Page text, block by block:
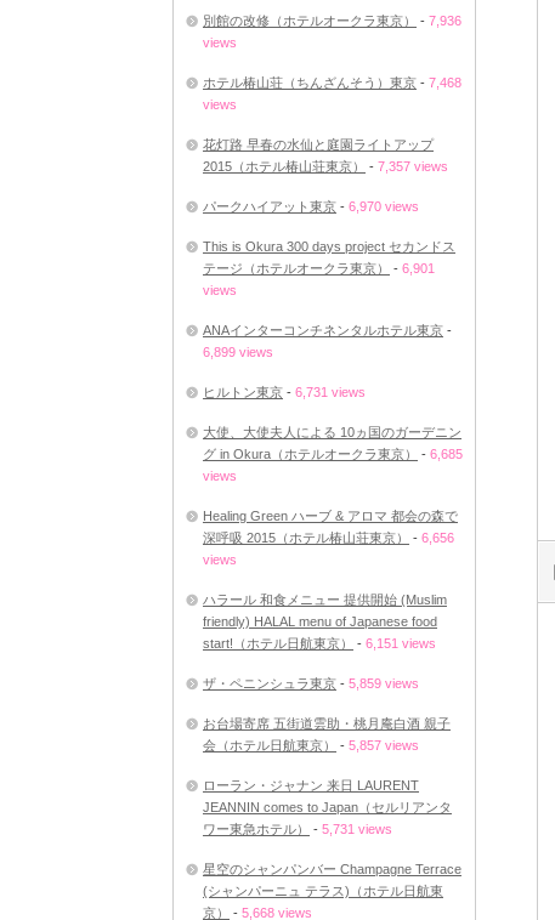
別館の改修（ホテルオークラ東京） - 7,936
views
ホテル椿山荘（ちんざんそう）東京 - 7,468
views
花灯路 早春の水仙と庭園ライトアップ
2015（ホテル椿山荘東京）
- 7,357 views
パークハイアット東京 - 6,970 views
This is Okura 300 days project セカンドス
テージ（ホテルオークラ東京）
- 6,901
views
ANAインターコンチネンタルホテル東京 -
6,899 views
ヒルトン東京 - 6,731 views
大使、大使夫人による 10ヵ国のガーデニン
グ in Okura（ホテルオークラ東京）
- 6,685
views
Healing Green ハーブ & アロマ 都会の森で
深呼吸 2015（ホテル椿山荘東京）
- 6,656
views
ハラール 和食メニュー 提供開始 (Muslim
friendly) HALAL menu of Japanese food
start!（ホテル日航東京）
- 6,151 views
ザ・ペニンシュラ東京 - 5,859 views
お台場寄席 五街道雲助・桃月庵白酒 親子
会（ホテル日航東京）
- 5,857 views
ローラン・ジャナン 来日 LAURENT
JEANNIN comes to Japan（セルリアンタ
ワー東急ホテル）
- 5,731 views
星空のシャンパンバー Champagne Terrace
(シャンパーニュ テラス)（ホテル日航東
京）
- 5,668 views